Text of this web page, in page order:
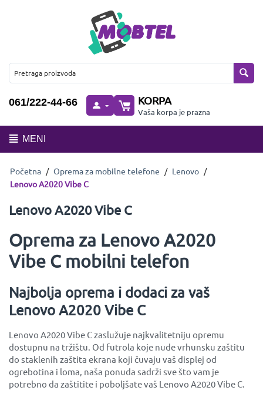
061/222-44-66 KORPA
Vaša korpa je prazna
MENI
Početna / Oprema za mobilne telefone / Lenovo /
Lenovo A2020 Vibe C
Lenovo A2020 Vibe C
Oprema za Lenovo A2020
Vibe C mobilni telefon
Najbolja oprema i dodaci za vaš
Lenovo A2020 Vibe C
Lenovo A2020 Vibe C zaslužuje najkvalitetniju opremu
dostupnu na tržištu. Od futrola koje nude vrhunsku zaštitu
do staklenih zaštita ekrana koji čuvaju vaš displej od
ogrebotina i loma, naša ponuda sadrži sve što vam je
potrebno da zaštitite i poboljšate vaš Lenovo A2020 Vibe C.